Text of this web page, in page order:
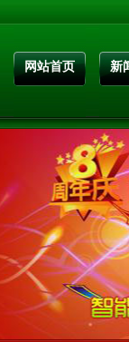
网站首页 新